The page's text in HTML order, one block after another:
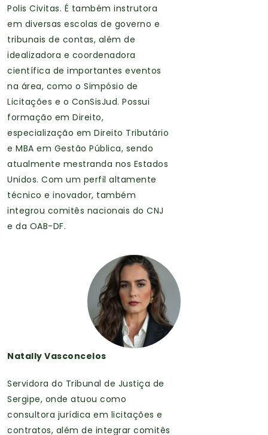
Polis Civitas. É também instrutora
em diversas escolas de governo e
tribunais de contas, além de
idealizadora e coordenadora
científica de importantes eventos
na área, como o Simpósio de
Licitações e o ConSisJud. Possui
formação em Direito,
especialização em Direito Tributário
e MBA em Gestão Pública, sendo
atualmente mestranda nos Estados
Unidos. Com um perfil altamente
técnico e inovador, também
integrou comitês nacionais do CNJ
e da OAB-DF.
Natally Vasconcelos
Servidora do Tribunal de Justiça de
Sergipe, onde atuou como
consultora jurídica em licitações e
contratos, além de integrar comitês